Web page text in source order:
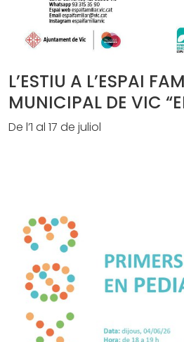
L’ESTIU A L’ESPAI
MUNICIPAL DE VIC
De l’1 al 17 de juliol